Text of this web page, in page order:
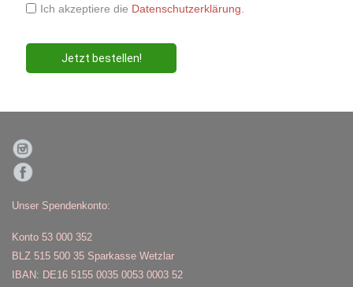
Unser Spendenkonto:
Konto 53 000 352
BLZ 515 500 35 Sparkasse Wetzlar
IBAN: DE16 5155 0035 0053 0003 52
Ich akzeptiere die Datenschutzerklärung
Jetzt bestellen!